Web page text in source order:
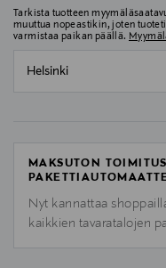
Tarkista tuotteen
muuttua nopeastikin, joten
varmistaa paikan päällä.
Helsinki
MAKSUTON
Nyt kannattaa
kaikkien tavaratalojen